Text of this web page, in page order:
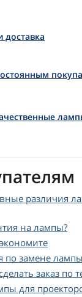
доставка
различия
на лампы?
по замене
заказ по
для